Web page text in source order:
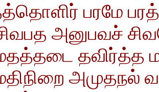
பரமே
அனுபவச்
தவிர்த்த
அமுதநல்